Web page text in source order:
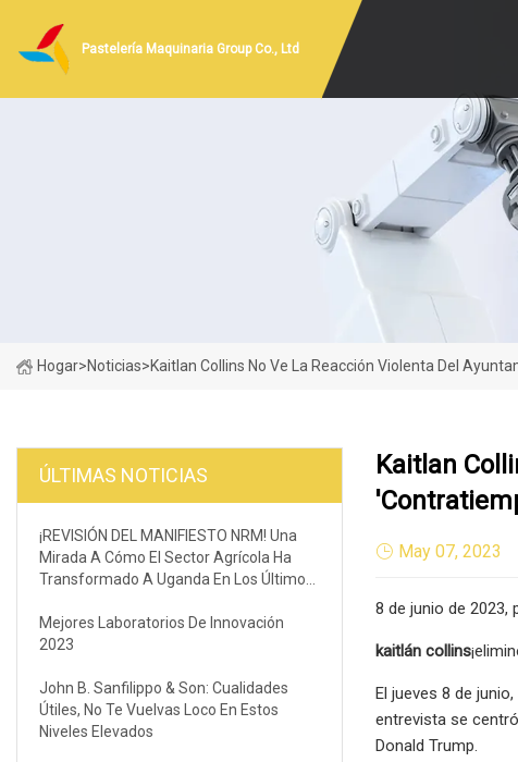
Pastelería Maquinaria Group Co., Ltd
Hogar>Noticias>Kaitlan Collins No Ve La Reacción Violenta Del
ÚLTIMAS NOTICIAS
¡REVISIÓN DEL MANIFIESTO NRM! Una
Mirada A Cómo El Sector Agrícola Ha
Transformado A Uganda En Los Últimos
Mejores Laboratorios De Innovación
2023
John B. Sanfilippo & Son: Cualidades
Útiles, No Te Vuelvas Loco En Estos
Niveles Elevados
Kaitlan
May 07, 2023
8 de junio de 2023,
kaitlán collins
El jueves 8 de
entrevista se
Donald Trump.